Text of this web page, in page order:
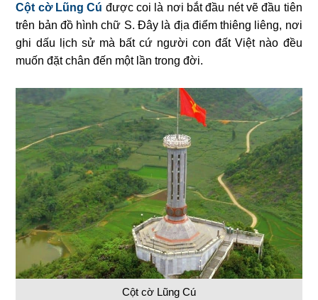
Cột cờ Lũng Cú được coi là nơi bắt đầu nét vẽ đầu tiên
trên bản đồ hình chữ S. Đây là địa điểm thiêng liêng, nơi
ghi dấu lịch sử mà bất cứ người con đất Việt nào đều
muốn đặt chân đến một lần trong đời.
Cột cờ Lũng Cú